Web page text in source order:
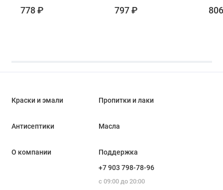
778 ₽ 797 ₽
Краски и эмали Пропитки и лаки
Антисептики Масла
О компании
Поддержка
+7 903 798-78-96
с 09:00 до 20:00